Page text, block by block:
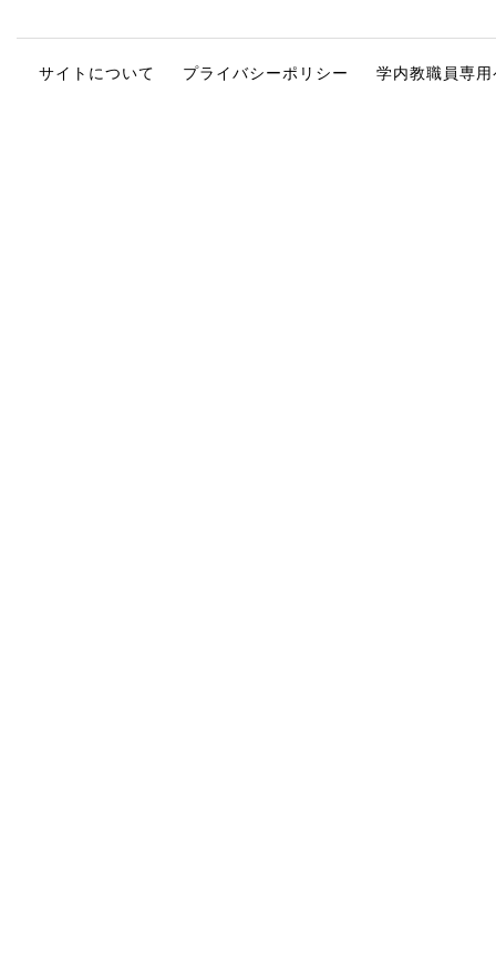
サイトについて プライバシーポリシー 学内教職員専